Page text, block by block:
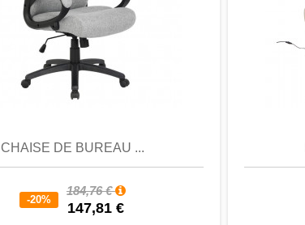
CHAISE DE BUREAU ...
-20%
184,76 €
147,81 €
Favori